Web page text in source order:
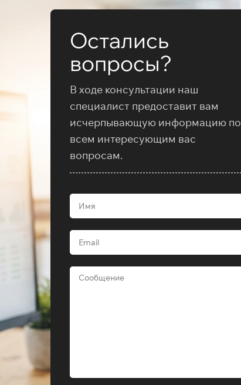
Остались
вопросы?
В ходе консультации наш
специалист предоставит вам
исчерпывающую информацию по
всем интересующим вас
вопросам.